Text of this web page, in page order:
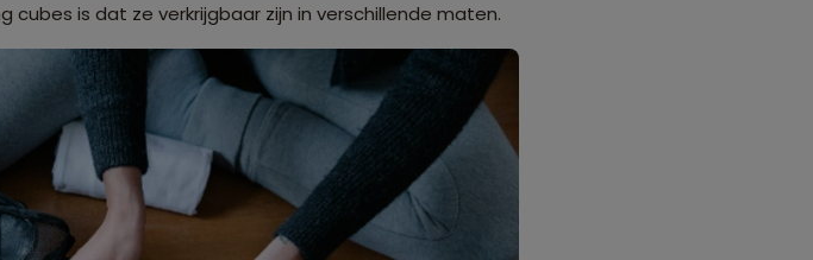
is dat ze verkrijgbaar zijn in verschillende maten.